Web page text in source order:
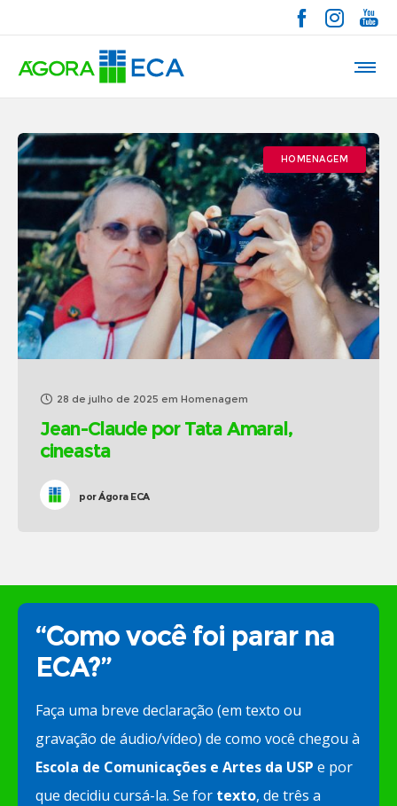
HOMENAGEM
28 de julho de 2025 em Homenagem
Jean-Claude por Tata Amaral,
cineasta
porÁgora ECA
“Como você foi parar na
ECA?”
Faça uma breve declaração (em texto ou
gravação de áudio/vídeo) de como você chegou à
Escola de Comunicações e Artes da USP e por
que decidiu cursá-la. Se for texto, de três a